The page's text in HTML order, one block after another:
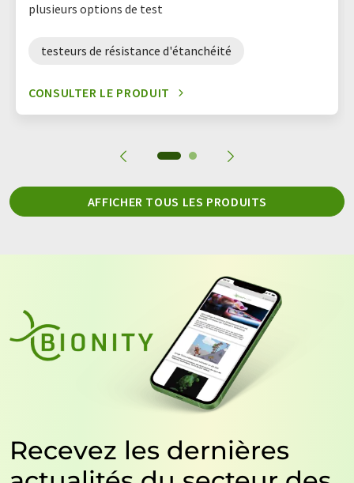
plusieurs options de test
testeurs de résistance d'étanchéité
CONSULTER LE PRODUIT
AFFICHER TOUS LES PRODUITS
Recevez les dernières